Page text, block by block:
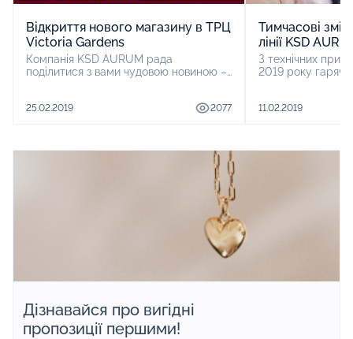
Відкриття нового магазину в ТРЦ
Victoria Gardens
Компанія KSD AURUM рада
поділитися з вами чудовою новиною –
клієнти та жителі Львова, на урочисте
відбудеться 1 березня. Вас чекає
25.02.2019 2077
Тимчасові
лінії KSD
З технічних
2019 року гаряча
не будуть. У разі якщо у вас є
телефону 095
11.02.2019
Дізнавайся про вигідні
пропозиції першими!